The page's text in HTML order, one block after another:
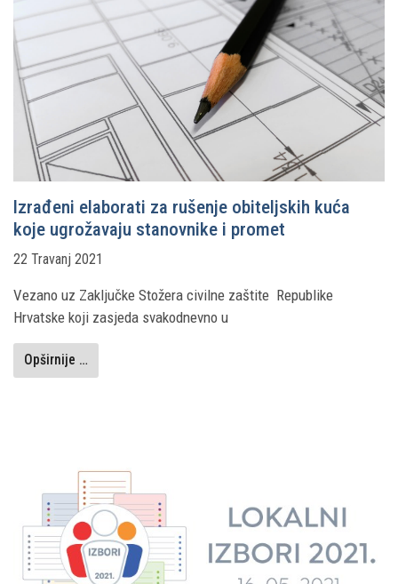
Izrađeni elaborati za rušenje obiteljskih kuća
koje ugrožavaju stanovnike i promet
22 Travanj 2021
Vezano uz Zaključke Stožera civilne zaštite Republike
Hrvatske koji zasjeda svakodnevno u
Opširnije …